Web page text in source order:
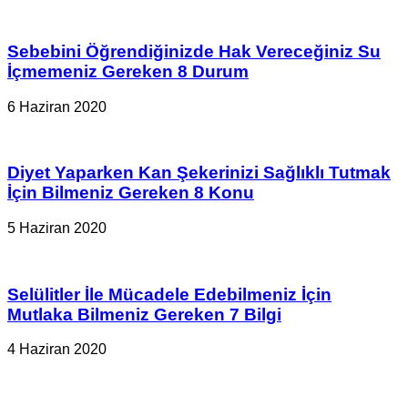
Sebebini Öğrendiğinizde Hak Vereceğiniz Su
İçmemeniz Gereken 8 Durum
6 Haziran 2020
Diyet Yaparken Kan Şekerinizi Sağlıklı Tutmak
İçin Bilmeniz Gereken 8 Konu
5 Haziran 2020
Selülitler İle Mücadele Edebilmeniz İçin
Mutlaka Bilmeniz Gereken 7 Bilgi
4 Haziran 2020